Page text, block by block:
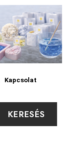
Kapcsolat
KERESÉS